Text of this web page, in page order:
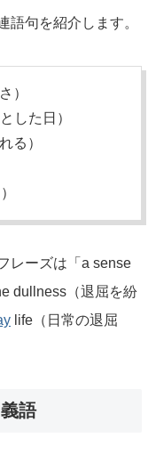
語句を紹介します。
）
した日）
る）
レーズは「a sense
dullness（退屈を紛
life（日常の退屈
語